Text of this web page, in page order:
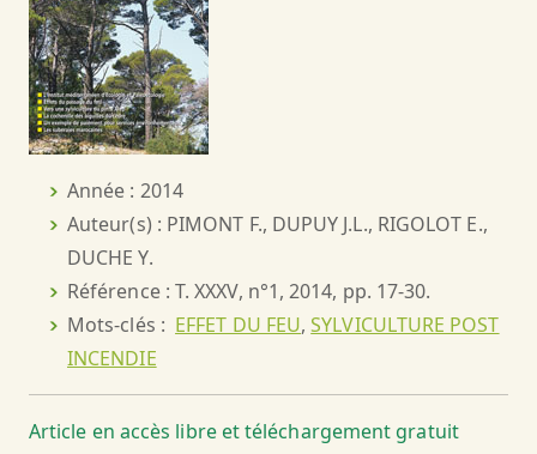
Année : 2014
Auteur(s) : PIMONT F., DUPUY J.L., RIGOLOT E.,
DUCHE Y.
Référence : T. XXXV, n°1, 2014, pp. 17-30.
Mots-clés : EFFET DU FEU,SYLVICULTURE POST
INCENDIE
Article en accès libre et téléchargement gratuit